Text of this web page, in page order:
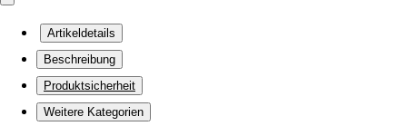
Artikeldetails
Beschreibung
Produktsicherheit
Weitere Kategorien